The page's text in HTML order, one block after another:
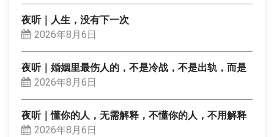
夜听｜人生，没有下一次
2026年8月6日
夜听｜婚姻里最伤人的，不是冷战，不是出轨，而是
2026年8月6日
夜听｜懂你的人，无需解释，不懂你的人，不用解释
2026年8月6日